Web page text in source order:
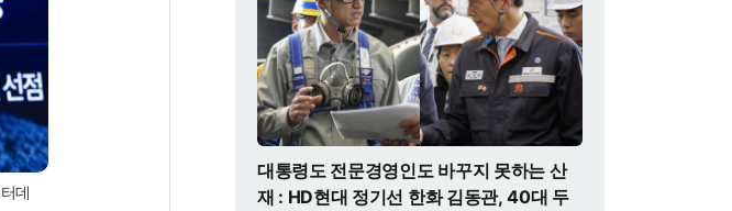
데
대통령도 전문경영인도 바꾸지 못하는 산
재 : HD현대 정기선 한화 김동관, 40대 두